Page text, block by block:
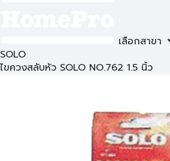
เลือกสาขา
SOLO
ไขควงสลับหัว SOLO NO.762 1.5 นิ้ว